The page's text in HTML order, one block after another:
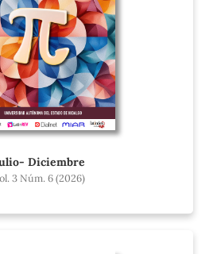
Diciembre
3 Núm. 6 (2026)